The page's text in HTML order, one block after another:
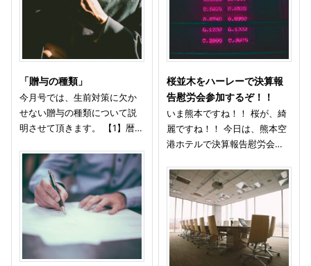
「贈与の種類」
今月号では、生前対策に欠か
せない贈与の種類について説
明させて頂きます。 【1】暦…
桜並木をハーレーで決算報
告慰労会参加するぞ！！
いま熊本ですね！！ 桜が、綺
麗ですね！！ 今日は、熊本空
港ホテルで決算報告慰労会…